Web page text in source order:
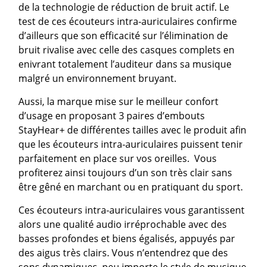
de la technologie de réduction de bruit actif. Le
test de ces écouteurs intra-auriculaires confirme
d’ailleurs que son efficacité sur l’élimination de
bruit rivalise avec celle des casques complets en
enivrant totalement l’auditeur dans sa musique
malgré un environnement bruyant.
Aussi, la marque mise sur le meilleur confort
d’usage en proposant 3 paires d’embouts
StayHear+ de différentes tailles avec le produit afin
que les écouteurs intra-auriculaires puissent tenir
parfaitement en place sur vos oreilles. Vous
profiterez ainsi toujours d’un son très clair sans
être gêné en marchant ou en pratiquant du sport.
Ces écouteurs intra-auriculaires vous garantissent
alors une qualité audio irréprochable avec des
basses profondes et biens égalisés, appuyés par
des aigus très clairs. Vous n’entendrez que des